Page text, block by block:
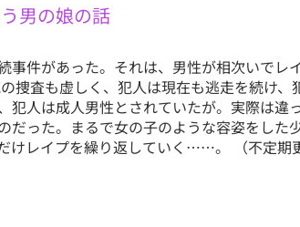
男の娘の話
事件があった。それは、男性が相次いでレ
査も虚しく、犯人は現在も逃走を続け、
犯人は成人男性とされていたが。実際は
だった。まるで女の子のような容姿をした
けレイプを繰り返していく……。 （不定期